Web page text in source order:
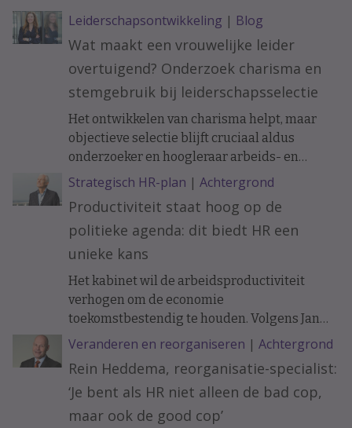
Leiderschapsontwikkeling | Blog
Wat maakt een vrouwelijke leider
overtuigend? Onderzoek charisma en
stemgebruik bij leiderschapsselectie
Het ontwikkelen van charisma helpt, maar
objectieve selectie blijft cruciaal aldus
onderzoeker en hoogleraar arbeids- en
organisatiepsychologie Janneke Oostrom.
Strategisch HR-plan | Achtergrond
Productiviteit staat hoog op de
politieke agenda: dit biedt HR een
unieke kans
Het kabinet wil de arbeidsproductiviteit
verhogen om de economie
toekomstbestendig te houden. Volgens Jan
Tjerk Boonstra biedt de nieuwe
Productiviteitsagenda HR een uitgelezen
kans om een strategischere rol te pakken bij
innovatie, werkontwerp en
organisatieontwikkeling.
Veranderen en reorganiseren | Achtergrond
Rein Heddema, reorganisatie-specialist:
‘Je bent als HR niet alleen de bad cop,
maar ook de good cop’